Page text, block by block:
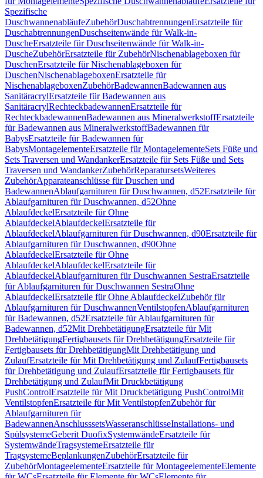
Spezifische
DuschwannenabläufeZubehörDuschabtrennungenErsatzteile für
DuschabtrennungenDuschseitenwände für Walk-in-
DuscheErsatzteile für Duschseitenwände für Walk-in-
DuscheZubehörErsatzteile für ZubehörNischenablageboxen für
DuschenErsatzteile für Nischenablageboxen für
DuschenNischenablageboxenErsatzteile für
NischenablageboxenZubehörBadewannenBadewannen aus
SanitäracrylErsatzteile für Badewannen aus
SanitäracrylRechteckbadewannenErsatzteile für
RechteckbadewannenBadewannen aus MineralwerkstoffErsatzteile
für Badewannen aus MineralwerkstoffBadewannen für
BabysErsatzteile für Badewannen für
BabysMontagelementeErsatzteile für MontagelementeSets Füße und
Sets Traversen und WandankerErsatzteile für Sets Füße und Sets
Traversen und WandankerZubehörReparatursetsWeiteres
ZubehörApparateanschlüsse für Duschen und
BadewannenAblaufgarnituren für Duschwannen, d52Ersatzteile für
Ablaufgarnituren für Duschwannen, d52Ohne
AblaufdeckelErsatzteile für Ohne
AblaufdeckelAblaufdeckelErsatzteile für
AblaufdeckelAblaufgarnituren für Duschwannen, d90Ersatzteile für
Ablaufgarnituren für Duschwannen, d90Ohne
AblaufdeckelErsatzteile für Ohne
AblaufdeckelAblaufdeckelErsatzteile für
AblaufdeckelAblaufgarnituren für Duschwannen SestraErsatzteile
für Ablaufgarnituren für Duschwannen SestraOhne
AblaufdeckelErsatzteile für Ohne AblaufdeckelZubehör für
Ablaufgarnituren für DuschwannenVentilstopfenAblaufgarnituren
für Badewannen, d52Ersatzteile für Ablaufgarnituren für
Badewannen, d52Mit DrehbetätigungErsatzteile für Mit
DrehbetätigungFertigbausets für DrehbetätigungErsatzteile für
Fertigbausets für DrehbetätigungMit Drehbetätigung und
ZulaufErsatzteile für Mit Drehbetätigung und ZulaufFertigbausets
für Drehbetätigung und ZulaufErsatzteile für Fertigbausets für
Drehbetätigung und ZulaufMit Druckbetätigung
PushControlErsatzteile für Mit Druckbetätigung PushControlMit
VentilstopfenErsatzteile für Mit VentilstopfenZubehör für
Ablaufgarnituren für
BadewannenAnschlusssetsWasseranschlüsseInstallations- und
SpülsystemeGeberit DuofixSystemwändeErsatzteile für
SystemwändeTragsystemeErsatzteile für
TragsystemeBeplankungenZubehörErsatzteile für
ZubehörMontageelementeErsatzteile für MontageelementeElemente